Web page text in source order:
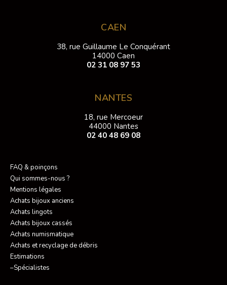
CAEN
38, rue Guillaume Le Conquérant
14000 Caen
02 31 08 97 53
NANTES
18, rue Mercoeur
44000 Nantes
02 40 48 69 08
FAQ & poinçons
Qui sommes-nous ?
Mentions légales
Achats bijoux anciens
Achats lingots
Achats bijoux cassés
Achats numismatique
Achats et recyclage de débris
Estimations
–Spécialistes